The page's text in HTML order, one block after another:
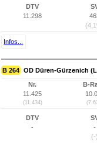
DTV
11.298
Infos...
B 264 OD Düren-Gürzenich
Nr.
11.425
(11.434)
B-
DTV
-
-
(-)